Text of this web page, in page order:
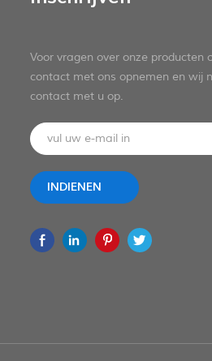
Voor vragen over onze producten
contact met ons opnemen en wij
contact met u op.